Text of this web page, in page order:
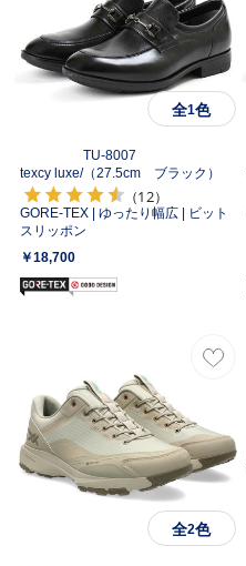
全1色
texcy luxe/
TU-8007
（27.5cm ブラック）
（12）
GORE-TEX | ゆったり幅広 | ビット
スリッポン
￥18,700
全2色